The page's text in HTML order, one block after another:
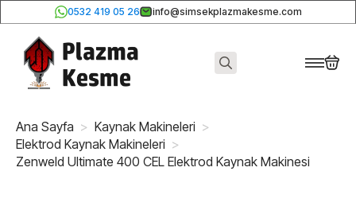
0532 419 05 26 info@simsekplazmakesme.com
Ana Sayfa
Kaynak Makineleri
Elektrod Kaynak Makineleri
Zenweld Ultimate 400 CEL Elektrod Kaynak Makinesi